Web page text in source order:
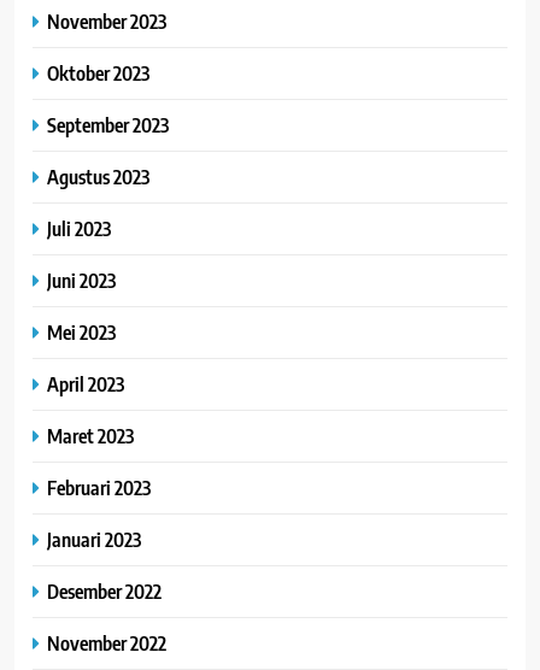
November 2023
Oktober 2023
September 2023
Agustus 2023
Juli 2023
Juni 2023
Mei 2023
April 2023
Maret 2023
Februari 2023
Januari 2023
Desember 2022
November 2022